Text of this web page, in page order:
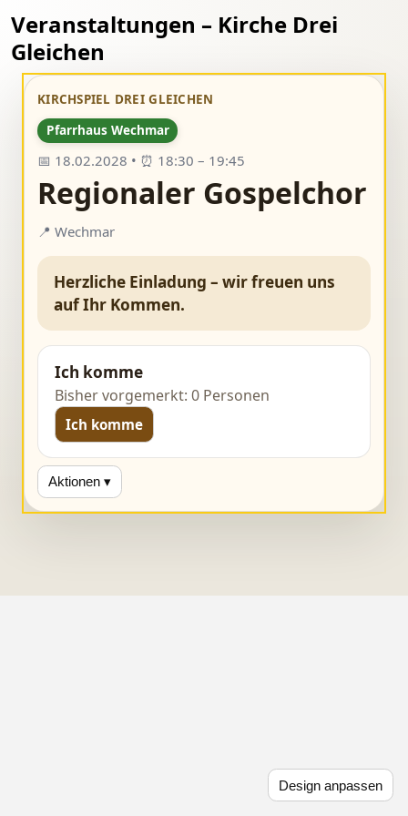
Design anpassen
Veranstaltungen – Kirche Drei
Gleichen
KIRCHSPIEL DREI GLEICHEN
Pfarrhaus Wechmar
📅 18.02.2028 • ⏰ 18:30 – 19:45
Regionaler Gospelchor
📍 Wechmar
Herzliche Einladung – wir freuen uns
auf Ihr Kommen.
Ich komme
Bisher vorgemerkt: 0 Personen
Ich komme
Aktionen ▾